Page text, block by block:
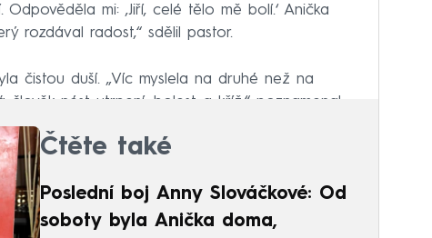
mi: ‚Jiří, celé tělo mě bolí.‘ Anička
rozdával radost,“ sdělil pastor.
čistou duší. „Víc myslela na druhé než na
člověk nést utrpení, bolest a kříž,“ poznamenal.
Čtěte také
Poslední boj Anny Slováčkové: Od
soboty byla Anička doma,